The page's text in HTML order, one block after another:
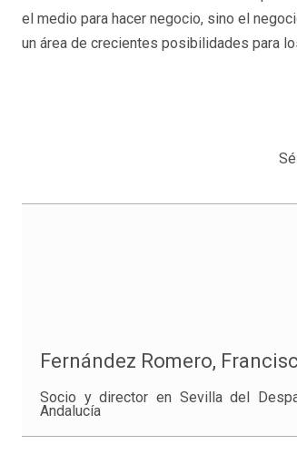
el medio para hacer negocio, sino el
un área de crecientes posibilidades para
Fernández Romero,
Socio y director en Sevilla del
Andalucía